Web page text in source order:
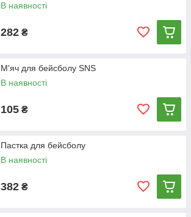
В наявності
282 ₴
М'яч для бейсболу SNS
В наявності
105 ₴
Пастка для бейсболу
В наявності
382 ₴